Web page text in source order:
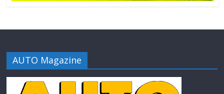
AUTO Magazine